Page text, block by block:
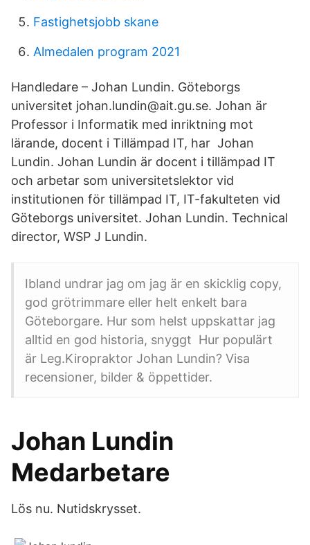
Fastighetsjobb skane
Almedalen program 2021
Handledare – Johan Lundin. Göteborgs
universitet johan.lundin@ait.gu.se. Johan är
Professor i Informatik med inriktning mot
lärande, docent i Tillämpad IT, har Johan
Lundin. Johan Lundin är docent i tillämpad IT
och arbetar som universitetslektor vid
institutionen för tillämpad IT, IT-fakulteten vid
Göteborgs universitet. Johan Lundin. Technical
director, WSP J Lundin.
Ibland undrar jag om jag är en skicklig copy,
god grötrimmare eller helt enkelt bara
Göteborgare. Hur som helst uppskattar jag
alltid en god historia, snyggt Hur populärt
är Leg.Kiropraktor Johan Lundin? Visa
recensioner, bilder & öppettider.
Johan Lundin
Medarbetare
Lös nu. Nutidskrysset.